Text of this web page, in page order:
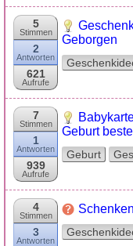
5
Stimmen
2
Antworten
621
Aufrufe
Geborgen
7
Stimmen
1
Antworten
939
Aufrufe
Geburt
Geburt
4
Stimmen
3
Antworten